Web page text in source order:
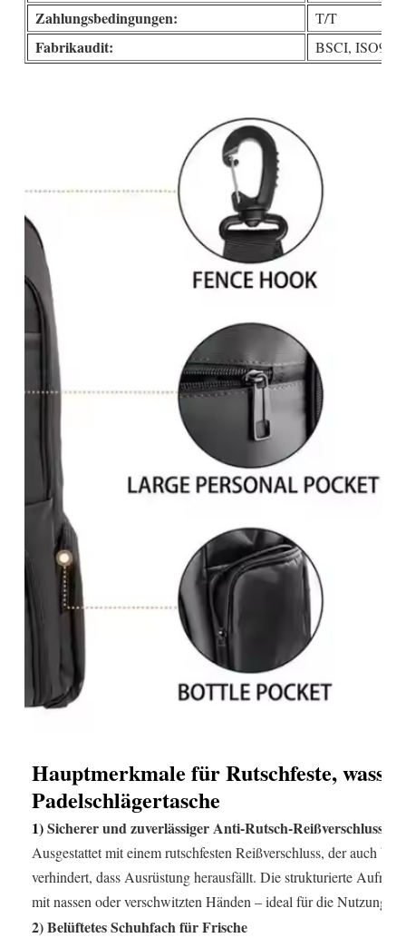
Zahlungsbedingungen: T/T
Fabrikaudit: BSCI,
Hauptmerkmale fürRutschfeste,
Padelschlägertasche
1)Sicherer und zuverlässiger Anti-Rutsch-Reißverschluss
Ausgestattet mit einem rutschfesten Reißverschluss, der auch
verhindert, dass Ausrüstung herausfällt. Die strukturierte
mit nassen oder verschwitzten Händen – ideal für die Nutzung
2) Belüftetes Schuhfach für Frische